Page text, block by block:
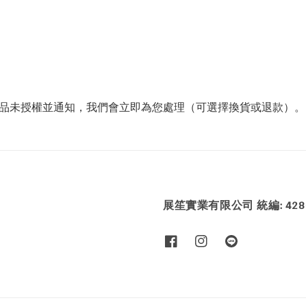
授權並通知，我們會立即為您處理（可選擇換貨或退款）。
展笙實業有限公司 統編: